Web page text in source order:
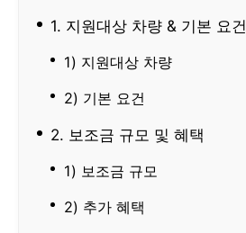
1. 지원대상 차량 & 기본 요건
1) 지원대상 차량
2) 기본 요건
2. 보조금 규모 및 혜택
1) 보조금 규모
2) 추가 혜택